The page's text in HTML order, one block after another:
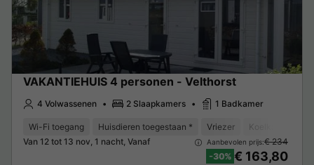
VAKANTIEHUIS 4 personen - Velthorst
4 Volwassenen 2 Slaapkamers 1 Badkamer
Wi-Fi toegang Huisdieren toegestaan * Vriezer Koelkast
Van 12 tot 13 nov, 1 nacht, Vanaf
Aanbevolen prijs:€ 234
-30% € 163,80